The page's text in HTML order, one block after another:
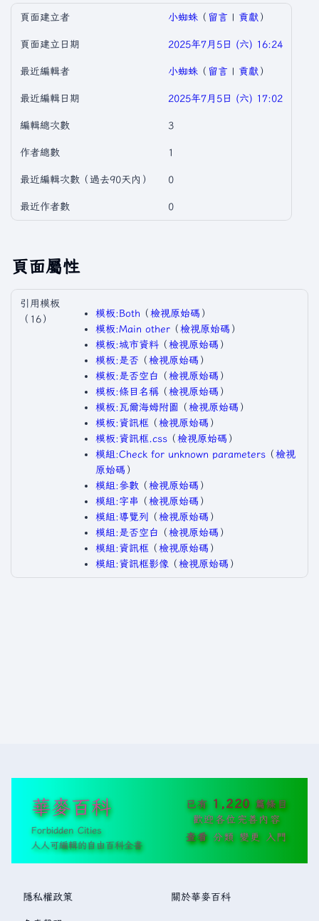
頁面建立者 小蜘蛛 （ 留言 | 貢獻 ）
頁面建立日期 2025年7月5日 (六) 16:24
最近編輯者 小蜘蛛 （ 留言 | 貢獻 ）
最近編輯日期 2025年7月5日 (六) 17:02
編輯總次數 3
作者總數 1
最近編輯次數（過去90天內） 0
最近作者數 0
頁面屬性
引用模板
（16）
模板:Both ​（檢視原始碼 ）​
模板:Main other ​（檢視原始碼 ）​
模板:城市資料 ​（檢視原始碼 ）​
模板:是否 ​（檢視原始碼 ）​
模板:是否空白 ​（檢視原始碼 ）​
模板:條目名稱 ​（檢視原始碼 ）​
模板:瓦爾海姆附圖
​（檢視原始碼 ）​
模板:資訊框 ​（檢視原始碼 ）​
模板:資訊框.css ​（檢視原始碼 ）​
模組:Check for unknown parameters ​（檢視
原始碼 ）​
模組:參數 ​（檢視原始碼 ）​
模組:字串 ​（檢視原始碼 ）​
模組:導覽列
​（檢視原始碼 ）​
模組:是否空白 ​（檢視原始碼 ）​
模組:資訊框 ​（檢視原始碼 ）​
模組:資訊框影像 ​（檢視原始碼 ）​
華麥百科
Forbidden Cities
人人可編輯的自由百科全書
已有 1,220 篇條目
歡迎各位完善內容
查看 分類 變更 入門
隱私權政策 關於華麥百科